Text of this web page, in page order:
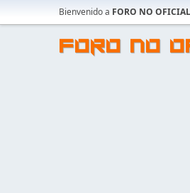
Bienvenido a FORO NO
FORO NO